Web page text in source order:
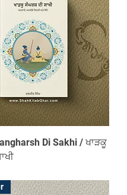
Di Sakhi / ਖਾੜਕੂ